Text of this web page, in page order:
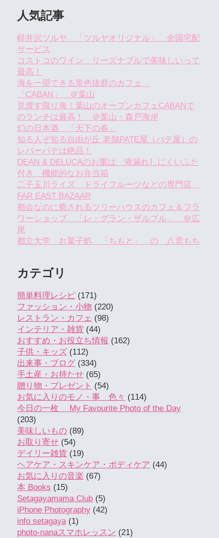
人気記事
軽井沢ツルヤ 「ツルヤオリジナル」 全国宅配
サービス
コストコのワイン リーズナブルで美味しいって
最高！
海を一望できる景色抜群のカフェ
「CABAN」 ＠葉山
見渡す限り海！葉山のオープンカフェCABANで
のランチは最高！ ＠葉山・森戸海岸
幻の日本酒 「天下の春」
知る人ぞ知る自由が丘 老舗PATE屋（パテ屋）の
レバーパテは絶品！
DEAN & DELUCAのお重は 液漏れしにくいふた
付き 機能的なお弁当箱
二子玉川ライズ ドライフルーツなどの専門店
FAR EAST BAZAAR
都会なのに癒されるツリーハウスのカフェ＆フラ
ワーショップ 「レ・グラン・ザルブル」 ＠広
尾
都立大学 お菓子処 「ちもと」 の 八雲もち
カテゴリ
簡単料理レシピ (171)
ファッション・小物 (220)
レストラン・カフェ (98)
インテリア・雑貨 (44)
おすすめ・お役立ち情報 (162)
子供・キッズ (112)
出来事・ブログ (334)
手土産・お持たせ (65)
贈り物・プレゼント (54)
お気に入りのモノ・事 色々 (114)
今日の一枚 My Favourite Photo of the Day
(203)
美味しいもの (89)
お取り寄せ (54)
デイリー雑貨 (19)
ヘアケア・スキンケア・ボディケア (44)
お気に入りの音楽 (67)
本 Books (15)
Setagayamama Club (5)
iPhone Photography (42)
info setagaya (1)
photo-nanaスマホレッスン (21)